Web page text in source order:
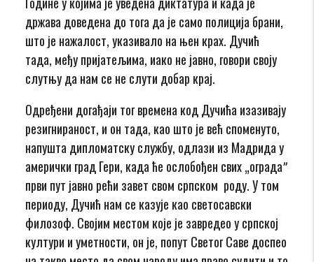
држава доведена до тога да је само полиција брани,
што је нажалост, указивало на њен крах. Дучић
тада, међу пријатељима, иако не јавно, говори своју
слутњу да нам се не слути добар крај.
Одређени догађаји тог времена код Дучића изазивају
резигнираност, и он тада, као што је већ споменуто,
напушта дипломатску службу, одлази из Мадрида у
амерички град Гери, када ће ослобођен свих „оградаˮ
први пут јавно рећи завет свом српском роду. У том
периоду, Дучић нам се казује као светосавски
филозоф. Својим местом које је завредео у српској
култури и уметности, он је, попут Светог Саве доспео